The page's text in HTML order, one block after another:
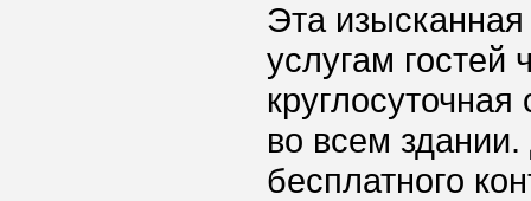
Эта изысканная
услугам
во всем здании.
бесплатного